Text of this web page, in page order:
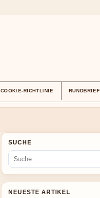
COOKIE-RICHTLINIE RUNDBRIEF
SUCHE
NEUESTE ARTIKEL